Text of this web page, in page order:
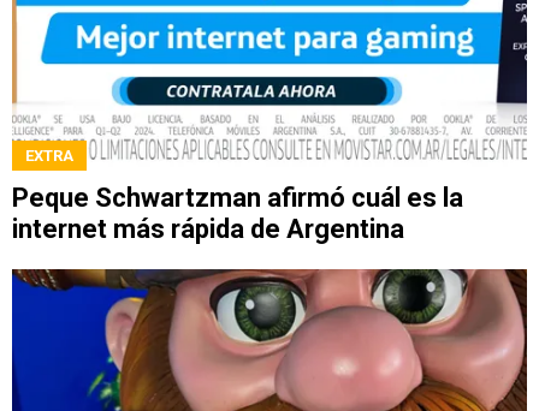
EXTRA
Peque Schwartzman afirmó cuál es la
internet más rápida de Argentina